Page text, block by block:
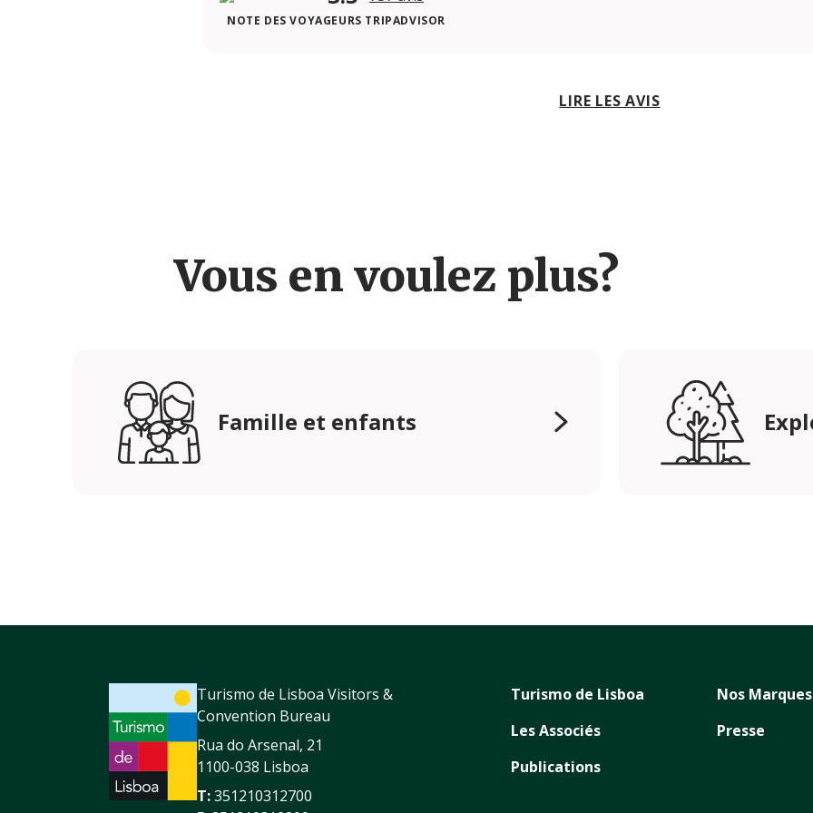
NOTE DES VOYAGEURS TRIPADVISOR
LIRE LES AVIS
Vous en voulez plus?
Famille et enfants
Turismo de Lisboa Visitors &
Convention Bureau
Rua do Arsenal, 21
1100-038 Lisboa
T:351210312700
Turismo de Lisboa
Les Associés
Publications
Nos Marques
Presse